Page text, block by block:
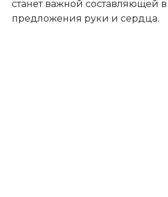
станет важной составляющей
предложения руки и сердца.